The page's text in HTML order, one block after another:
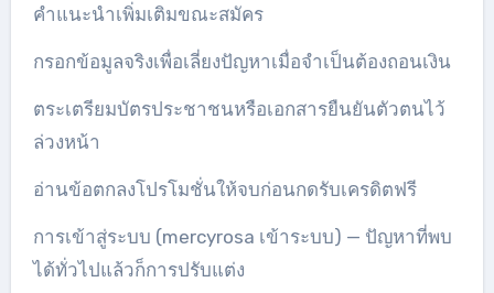
คำแนะนำเพิ่มเติมขณะสมัคร
กรอกข้อมูลจริงเพื่อเลี่ยงปัญหาเมื่อจำเป็นต้องถอนเงิน
ตระเตรียมบัตรประชาชนหรือเอกสารยืนยันตัวตนไว้
ล่วงหน้า
อ่านข้อตกลงโปรโมชั่นให้จบก่อนกดรับเครดิตฟรี
การเข้าสู่ระบบ (mercyrosa เข้าระบบ) — ปัญหาที่พบ
ได้ทั่วไปแล้วก็การปรับแต่ง